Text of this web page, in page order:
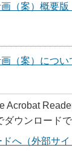
（案）概要版
（案）につ
ウンロードで
へ（外部サイ